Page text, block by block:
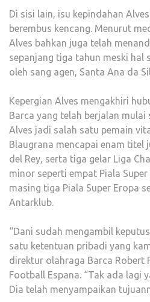
Di sisi lain, isu kepindahan
berembus kencang. Menurut
Alves bahkan juga telah
sepanjang tiga tahun meski hal
oleh sang agen, Santa Ana da
Kepergian Alves mengakhiri
Barca yang telah berjalan mulai
Alves jadi salah satu pemain
Blaugrana mencapai enam titel
del Rey, serta tiga gelar Liga
minor seperti empat Piala
masing tiga Piala Super Eropa
Antarklub.
“Dani sudah mengambil
satu ketentuan pribadi yang
direktur olahraga Barca Robert
Football Espana. “Tak ada lagi
Dia telah menyampaikan